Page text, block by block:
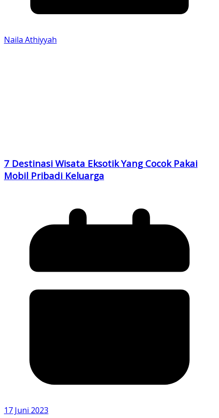
Naila Athiyyah
7 Destinasi Wisata Eksotik Yang Cocok Pakai
Mobil Pribadi Keluarga
17 Juni 2023